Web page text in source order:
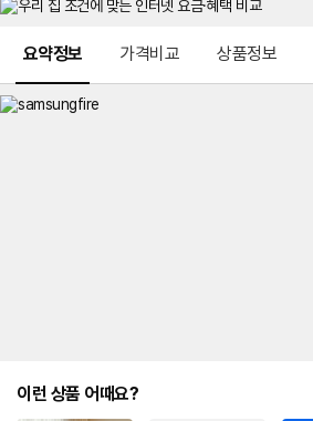
요약정보 가격비교 상품정보
이런 상품 어때요?